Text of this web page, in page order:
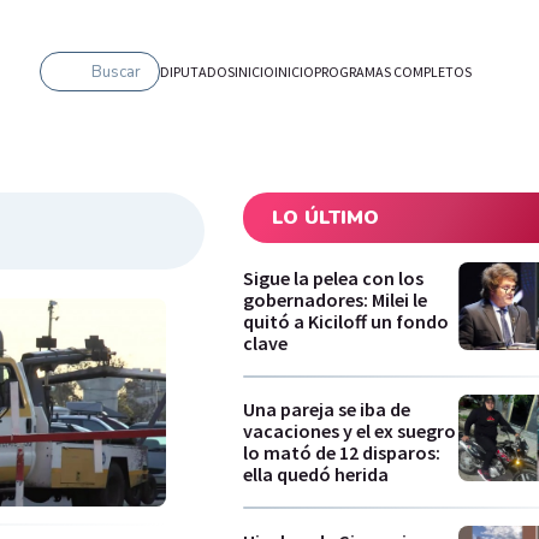
Buscar DIPUTADOSINICIOINICIOPROGRAMAS COMPLETOS
LO ÚLTIMO
Sigue la pelea con los
gobernadores: Milei le
quitó a Kiciloff un fondo
clave
Una pareja se iba de
vacaciones y el ex suegro
lo mató de 12 disparos:
ella quedó herida